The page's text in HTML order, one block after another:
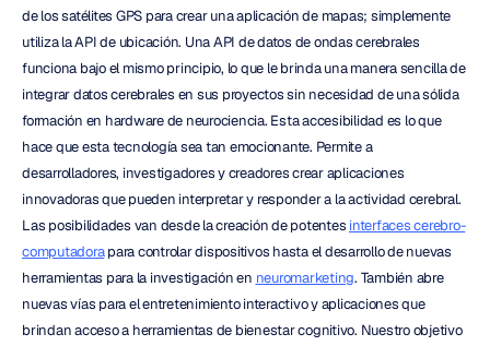
de los satélites GPS para crear una aplicación de mapas; simplemente
utiliza la API de ubicación. Una API de datos de ondas cerebrales
funciona bajo el mismo principio, lo que le brinda una manera sencilla de
integrar datos cerebrales en sus proyectos sin necesidad de una sólida
formación en hardware de neurociencia. Esta accesibilidad es lo que
hace que esta tecnología sea tan emocionante. Permite a
desarrolladores, investigadores y creadores crear aplicaciones
innovadoras que pueden interpretar y responder a la actividad cerebral.
Las posibilidades van desde la creación de potentes interfaces cerebro-
computadora para controlar dispositivos hasta el desarrollo de nuevas
herramientas para la investigación en neuromarketing. También abre
nuevas vías para el entretenimiento interactivo y aplicaciones que
brindan acceso a herramientas de bienestar cognitivo. Nuestro objetivo